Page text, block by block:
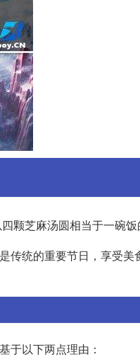
颗芝麻汤圆相当于一碗
传统的重要节日，享受
于以下两点理由：